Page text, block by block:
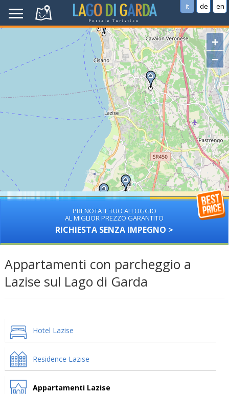
it de en
+
−
PRENOTA IL TUO ALLOGGIO
AL MIGLIOR PREZZO GARANTITO
RICHIESTA SENZA IMPEGNO >
Appartamenti con parcheggio a
Lazise sul Lago di Garda
Hotel Lazise
Residence Lazise
Appartamenti Lazise